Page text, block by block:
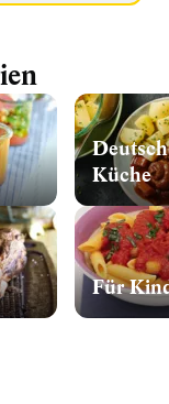
Küche
Für